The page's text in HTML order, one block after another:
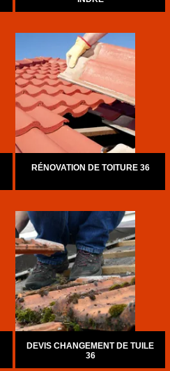
RÉNOVATION DE TOITURE 36
DEVIS CHANGEMENT DE TUILE
36